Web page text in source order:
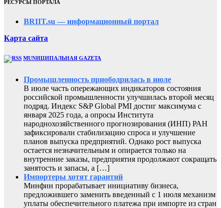
РЕСУРСЫ ПОРТАЛА
BRIIT.su — информационный портал
Карта сайта
MUNИЦИПАЛЬНАЯ GAZЕТА
Промышленность приободрилась в июле
В июле часть опережающих индикаторов состояния
российской промышленности улучшилась второй месяц
подряд. Индекс S&P Global PMI достиг максимума с
января 2025 года, а опросы Института
народнохозяйственного прогнозирования (ИНП) РАН
зафиксировали стабилизацию спроса и улучшение
планов выпуска предприятий. Однако рост выпуска
остается незначительным и опирается только на
внутренние заказы, предприятия продолжают сокращать
занятость и запасы, а […]
Импортеры хотят гарантий
Минфин прорабатывает инициативу бизнеса,
предложившего заменить введенный с 1 июля механизм
уплаты обеспечительного платежа при импорте из стран